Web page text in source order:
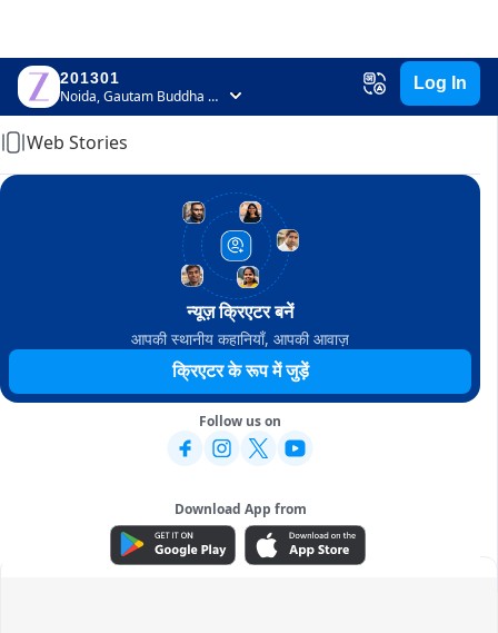
201301
Noida, Gautam Buddha Nagar, Uttar Pradesh
Log In
Home
Web Stories
न्यूज़ क्रिएटर बनें
आपकी स्थानीय कहानियाँ, आपकी आवाज़
क्रिएटर के रूप में जुड़ें
Follow us on
Download App from
ADVERTISEMENT